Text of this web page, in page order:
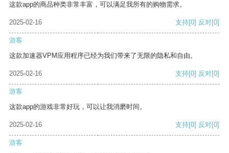
这款app的商品种类非常丰富，可以满足我所有的购物需求。
2025-02-16 支持[0] 反对[0]
游客
这款加速器VPM应用程序已经为我们带来了无限的隐私和自由。
2025-02-16 支持[0] 反对[0]
游客
这款app的游戏非常好玩，可以让我消磨时间。
2025-02-16 支持[0] 反对[0]
游客